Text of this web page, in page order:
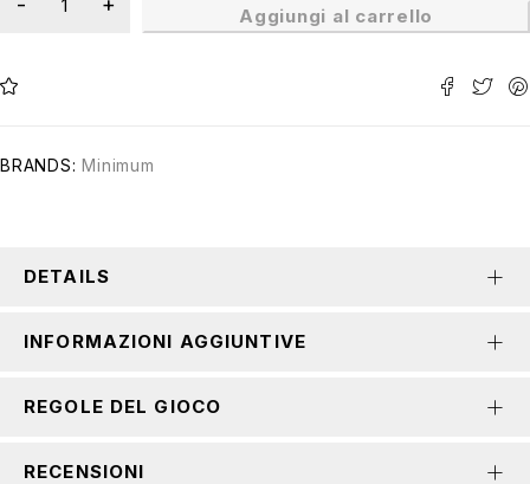
Aggiungi al carrello
BRANDS: Minimum
DETAILS
INFORMAZIONI AGGIUNTIVE
REGOLE DEL GIOCO
RECENSIONI